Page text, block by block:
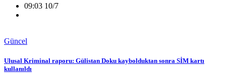
09:03 10/7
Güncel
Ulusal Kriminal raporu: Gülistan Doku kaybolduktan sonra SİM kartı
kullanıldı